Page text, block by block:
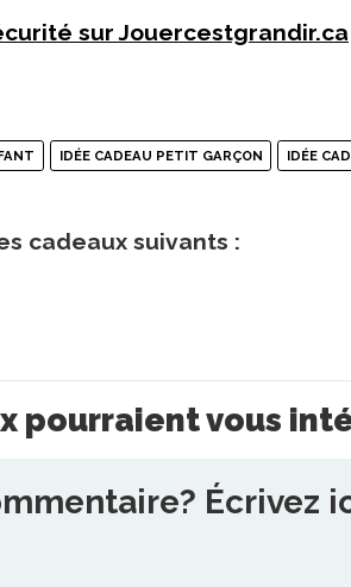
sur Jouercestgrandir.ca
IDÉE CADEAU PETIT GARÇON IDÉE
cadeaux suivants :
pourraient vous
Écrivez